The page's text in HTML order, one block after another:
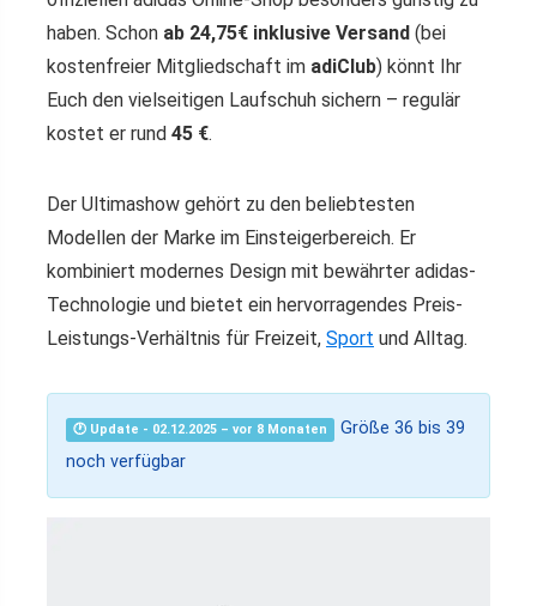
haben. Schon ab 24,75€ inklusive Versand (bei
kostenfreier Mitgliedschaft im adiClub) könnt Ihr
Euch den vielseitigen Laufschuh sichern – regulär
kostet er rund 45 €.
Der Ultimashow gehört zu den beliebtesten
Modellen der Marke im Einsteigerbereich. Er
kombiniert modernes Design mit bewährter adidas-
Technologie und bietet ein hervorragendes Preis-
Leistungs-Verhältnis für Freizeit, Sport und Alltag.
🕐 Update - 02.12.2025 – vor 8 Monaten
Größe 36 bis 39
noch verfügbar